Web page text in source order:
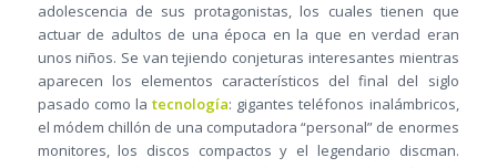
adolescencia de sus protagonistas, los cuales tienen que
actuar de adultos de una época en la que en verdad eran
unos niños. Se van tejiendo conjeturas interesantes mientras
aparecen los elementos característicos del final del siglo
pasado como la tecnología: gigantes teléfonos inalámbricos,
el módem chillón de una computadora “personal” de enormes
monitores, los discos compactos y el legendario discman.